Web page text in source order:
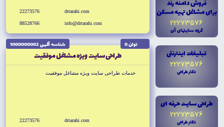
فروش دامنه رند
براى مشاغل تهيه مسکن
22273576
گروه سايتهاى آى
تبليغات اينترنتى
22273576
دکتر طراحى
طراحى سايت حرفه اى
22273576
دکتر طراحى
drtarahi.com
info@drtarahi.com
22273576
88528766
توان 0 شناسه آگهى 1000000002
طراحى سايت ويژه مشاغل موفقيت
خدمات طراحى سايت ويژه مشاغل موفقيت
drtarahi.com
22273576